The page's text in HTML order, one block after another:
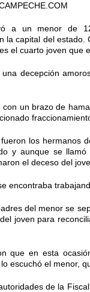
a un menor de
la capital del
el cuarto joven que
decepción
un brazo de
los hermanos
y aunque se
el deceso del
encontraba
del menor se
joven para
que en esta
escuchó el menor,
de la